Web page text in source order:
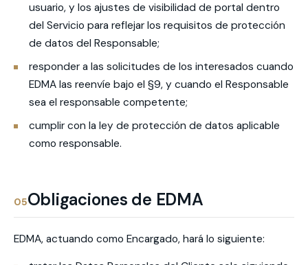
usuario, y los ajustes de visibilidad de portal dentro
del Servicio para reflejar los requisitos de protección
de datos del Responsable;
responder a las solicitudes de los interesados cuando
EDMA las reenvíe bajo el §9, y cuando el Responsable
sea el responsable competente;
cumplir con la ley de protección de datos aplicable
como responsable.
05Obligaciones de EDMA
EDMA, actuando como Encargado, hará lo siguiente: